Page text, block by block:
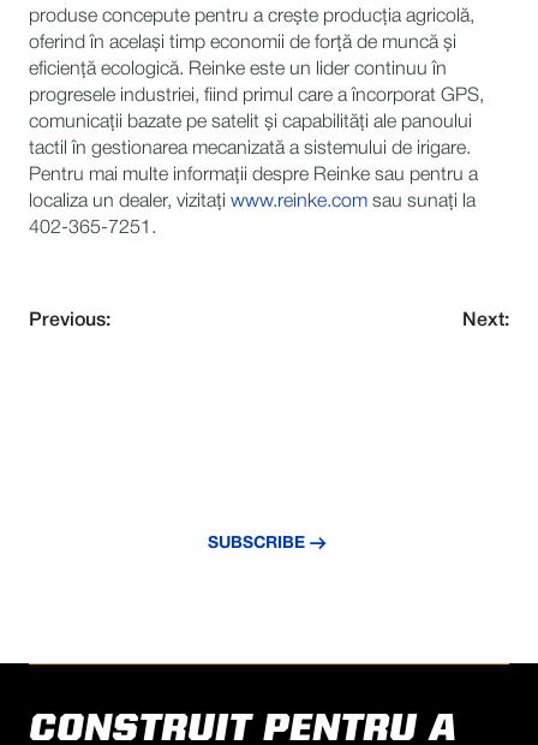
produse concepute pentru a crește producția agricolă,
oferind în același timp economii de forță de muncă și
eficiență ecologică. Reinke este un lider continuu în
progresele industriei, fiind primul care a încorporat GPS,
comunicații bazate pe satelit și capabilități ale panoului
tactil în gestionarea mecanizată a sistemului de irigare.
Pentru mai multe informații despre Reinke sau pentru a
localiza un dealer, vizitați www.reinke.com sau sunați la
402-365-7251.
Previous: Next:
SUBSCRIBE
CONSTRUIT PENTRU A